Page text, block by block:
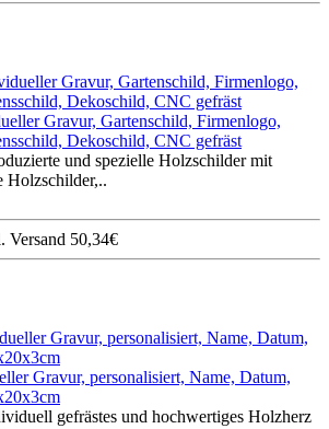
Gravur, Gartenschild, Firmenlogo,
Dekoschild, CNC gefräst
und spezielle Holzschilder mit
Holzschilder,..
50,34€
Gravur, personalisiert, Name, Datum,
gefrästes und hochwertiges Holzherz